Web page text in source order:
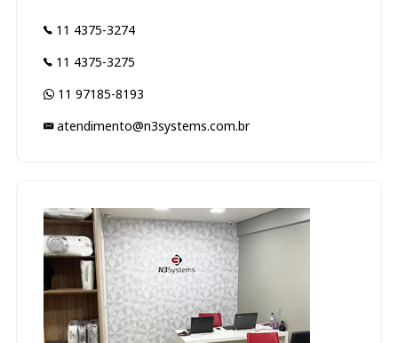
11 4375-3274
11 4375-3275
11 97185-8193
atendimento@n3systems.com.br